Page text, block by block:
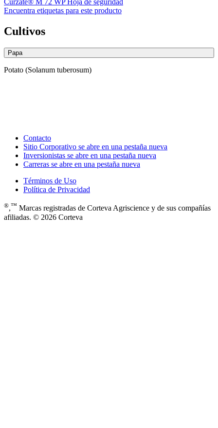
Curzate® M 72 WP Hoja de seguridad
Encuentra etiquetas para este producto
Cultivos
Papa
Potato (Solanum tuberosum)
Contacto
Sitio Corporativo se abre en una pestaña nueva
Inversionistas se abre en una pestaña nueva
Carreras se abre en una pestaña nueva
Términos de Uso
Política de Privacidad
®,™ Marcas registradas de Corteva Agriscience y de sus compañías
afiliadas. © 2026 Corteva